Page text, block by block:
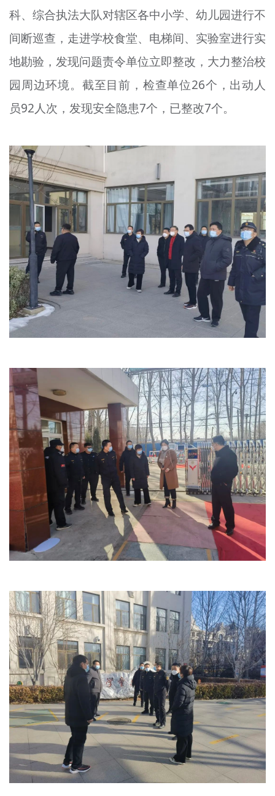
科、综合执法大队对辖区各中小学、幼儿园进行不
间断巡查，走进学校食堂、电梯间、实验室进行实
地勘验，发现问题责令单位立即整改，大力整治校
园周边环境。截至目前，检查单位26个，出动人
员92人次，发现安全隐患7个，已整改7个。